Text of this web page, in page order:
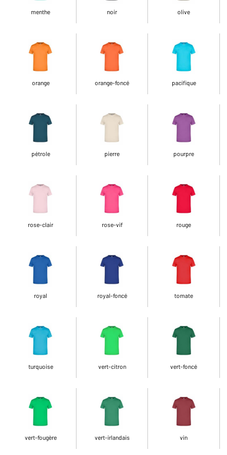
menthe noir olive
orange orange-foncé pacifique
pétrole pierre pourpre
rose-clair rose-vif rouge
royal royal-foncé tomate
turquoise vert-citron vert-foncé
vert-fougère vert-irlandais vin